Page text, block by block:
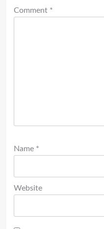
Comment *
Name *
Website